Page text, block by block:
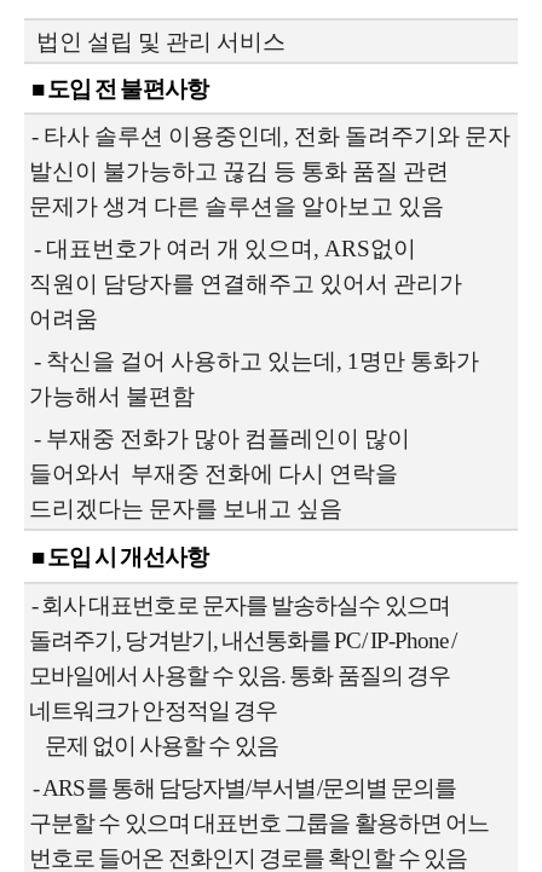
법인 설립 및 관리 서비스
■ 도입 전 불편사항
- 타사 솔루션 이용중인데, 전화 돌려주기와 문자
발신이 불가능하고 끊김 등 통화 품질 관련
문제가 생겨 다른 솔루션을 알아보고 있음
- 대표번호가 여러 개 있으며, ARS없이
직원이 담당자를 연결해주고 있어서 관리가
어려움
- 착신을 걸어 사용하고 있는데, 1명만 통화가
가능해서 불편함
- 부재중 전화가 많아 컴플레인이 많이
들어와서 부재중 전화에 다시 연락을
드리겠다는 문자를 보내고 싶음
■ 도입 시 개선사항
-회사 대표번호로 문자를 발송하실수 있으며
돌려주기, 당겨받기, 내선통화를 PC/ IP-Phone /
모바일에서 사용할 수 있음.통화 품질의 경우
네트워크가 안정적일 경우
문제 없이 사용할 수 있음
-ARS를 통해 담당자별/부서별/문의별 문의를
구분할 수 있으며 대표번호 그룹을 활용하면 어느
번호로 들어온 전화인지 경로를 확인할 수 있음